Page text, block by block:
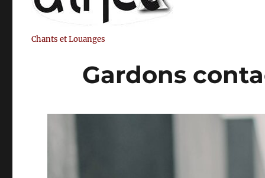
Chants et Louanges
Gardons